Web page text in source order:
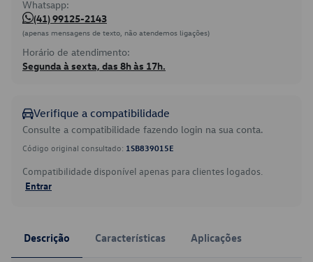
Whatsapp:
(41) 99125-2143
(apenas mensagens de texto, não atendemos ligações)
Horário de atendimento:
Segunda à sexta, das 8h às 17h.
Verifique a compatibilidade
Consulte a compatibilidade fazendo login na sua conta.
Código original consultado: 1SB839015E
Compatibilidade disponível apenas para clientes logados.
Entrar
Descrição Características Aplicações